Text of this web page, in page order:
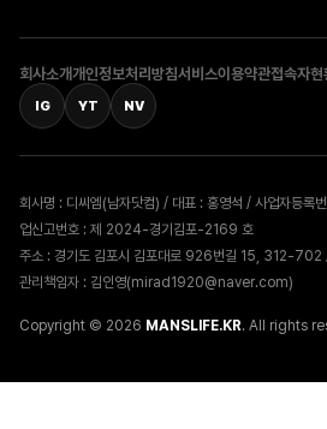
회사소개개인정보처리방침서비스이용약관접속자현
IG YT NV
회사명 : 디씨엠(남자닷컴) / 대표 : 홍영석 / 사업자등
업신고번호 : 제 2024-경기김포-2169 호
주소 : 경기도 김포시 김포대로 926번길 15, 312-
관리책임자 : 김인영(mirad1920@naver.com)
Copyright © 2026 MANSLIFE.KR. All rights